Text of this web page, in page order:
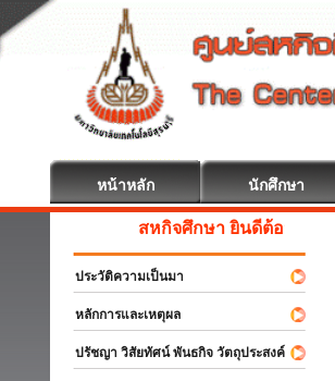
หน้าหลัก นักศึกษา
สหกิจศึกษา ยินดีต้อนรับ
ประวัติความเป็นมา
หลักการและเหตุผล
ปรัชญา วิสัยทัศน์ พันธกิจ วัตถุประสงค์